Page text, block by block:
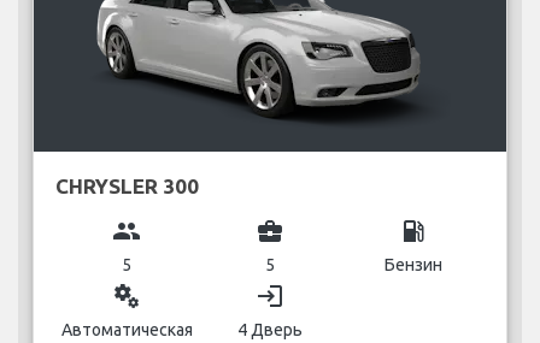
CHRYSLER 300
group
5
business_center
5
local_gas_station
Бензин
miscellaneous_services
Автоматическая
login
4 Дверь